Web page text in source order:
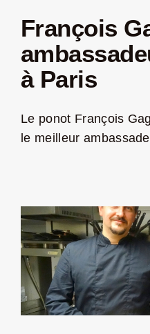
François
à Paris
Le ponot François
le meilleur